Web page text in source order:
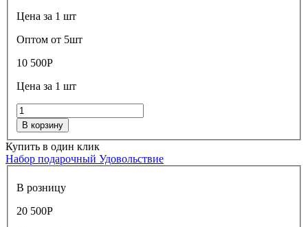
Цена за 1 шт
Оптом от 5шт
10 500Р
Цена за 1 шт
В корзину
Купить в один клик
Набор подарочный Удовольствие
В розницу
20 500Р